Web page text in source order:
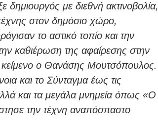
με διεθνή ακτινοβολία,
στον δημόσιο χώρο,
το αστικό τοπίο και την
καθιέρωση της αφαίρεσης στην
κείμενο ο Θανάσης Μουτσόπουλος.
και το Σύνταγμα έως τις
και τα μεγάλα μνημεία όπως «Ο
την τέχνη αναπόσπαστο